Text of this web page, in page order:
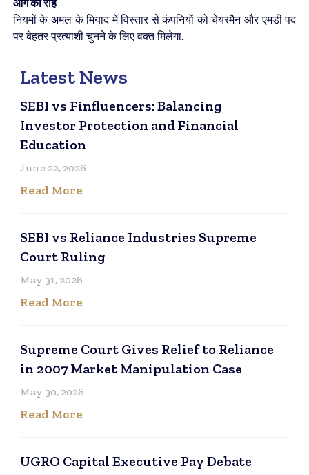
आगे की राह
नियमों के अमल के मियाद में विस्तार से कंपनियों को चेयरमैन और एमडी पद
पर बेहतर प्रत्याशी चुनने के लिए वक्त मिलेगा.
Latest News
SEBI vs Finfluencers: Balancing
Investor Protection and Financial
Education
June 22, 2026
Read More
SEBI vs Reliance Industries Supreme
Court Ruling
May 31, 2026
Read More
Supreme Court Gives Relief to Reliance
in 2007 Market Manipulation Case
May 30, 2026
Read More
UGRO Capital Executive Pay Debate